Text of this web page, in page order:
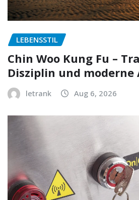
LEBENSSTIL
Chin Woo Kung Fu –
Disziplin und moderne
letrank Aug 6, 2026